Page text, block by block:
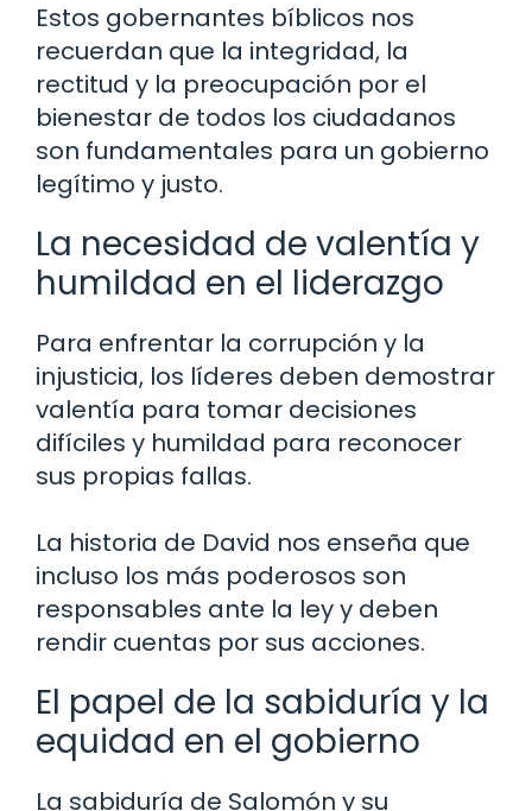
Estos gobernantes bíblicos nos
recuerdan que la integridad, la
rectitud y la preocupación por el
bienestar de todos los ciudadanos
son fundamentales para un gobierno
legítimo y justo.
La necesidad de valentía y
humildad en el liderazgo
Para enfrentar la corrupción y la
injusticia, los líderes deben demostrar
valentía para tomar decisiones
difíciles y humildad para reconocer
sus propias fallas.
La historia de David nos enseña que
incluso los más poderosos son
responsables ante la ley y deben
rendir cuentas por sus acciones.
El papel de la sabiduría y la
equidad en el gobierno
La sabiduría de Salomón y su